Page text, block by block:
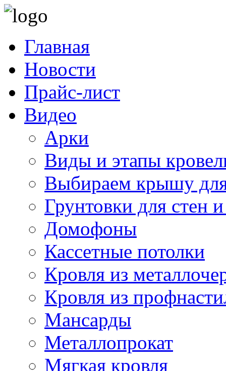
Главная
Новости
Прайс-лист
Видео
Арки
Виды и этапы
Выбираем крышу
Грунтовки для стен
Домофоны
Кассетные потолки
Кровля из
Кровля из
Мансарды
Металлопрокат
Мягкая кровля